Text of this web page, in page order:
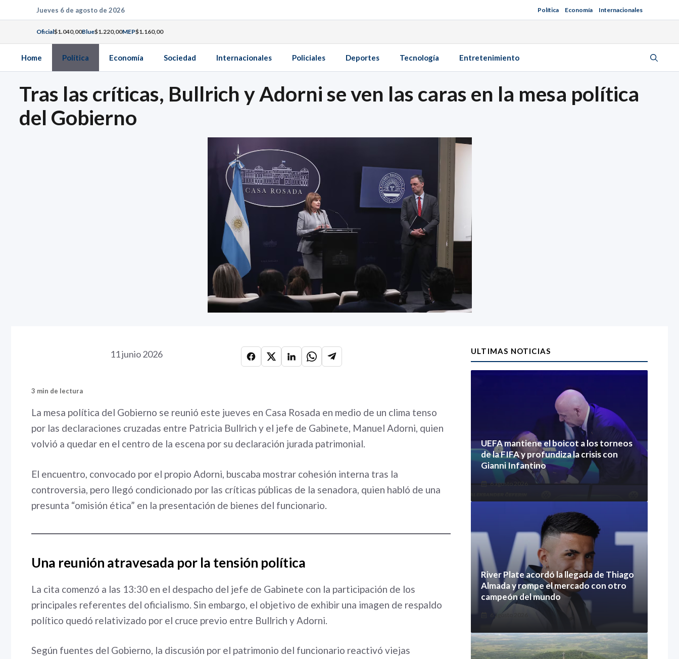
al
contenido
Jueves 6 de agosto de 2026 Política Economía Internacionales
Oficial$1.040,00Blue$1.220,00MEP$1.160,00
Home Política Economía Sociedad Internacionales Policiales Deportes Tecnología Entretenimiento
Tras las críticas, Bullrich y Adorni se ven las caras en la mesa política
del Gobierno
11 junio 2026
3 min de lectura
La mesa política del Gobierno se reunió este jueves en Casa Rosada en medio de un clima tenso
por las declaraciones cruzadas entre Patricia Bullrich y el jefe de Gabinete, Manuel Adorni, quien
volvió a quedar en el centro de la escena por su declaración jurada patrimonial.
El encuentro, convocado por el propio Adorni, buscaba mostrar cohesión interna tras la
controversia, pero llegó condicionado por las críticas públicas de la senadora, quien habló de una
presunta “omisión ética” en la presentación de bienes del funcionario.
Una reunión atravesada por la tensión política
La cita comenzó a las 13:30 en el despacho del jefe de Gabinete con la participación de los
principales referentes del oficialismo. Sin embargo, el objetivo de exhibir una imagen de respaldo
político quedó relativizado por el cruce previo entre Bullrich y Adorni.
Según fuentes del Gobierno, la discusión por el patrimonio del funcionario reactivó viejas
ULTIMAS NOTICIAS
UEFA mantiene el boicot a los torneos
de la FIFA y profundiza la crisis con
Gianni Infantino
6 agosto 2026
River Plate acordó la llegada de Thiago
Almada y rompe el mercado con otro
campeón del mundo
6 agosto 2026